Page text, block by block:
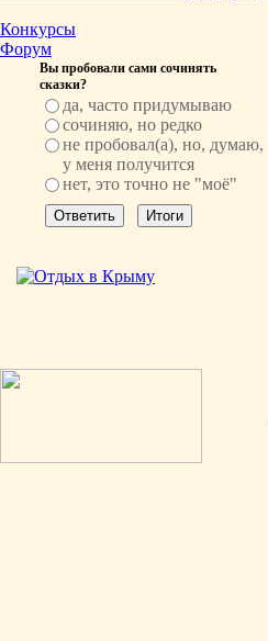
Конкурсы
Форум
Вы пробовали сами сочинять
сказки?
да, часто придумываю
сочиняю, но редко
не пробовал(а), но, думаю,
у меня получится
нет, это точно не "моё"